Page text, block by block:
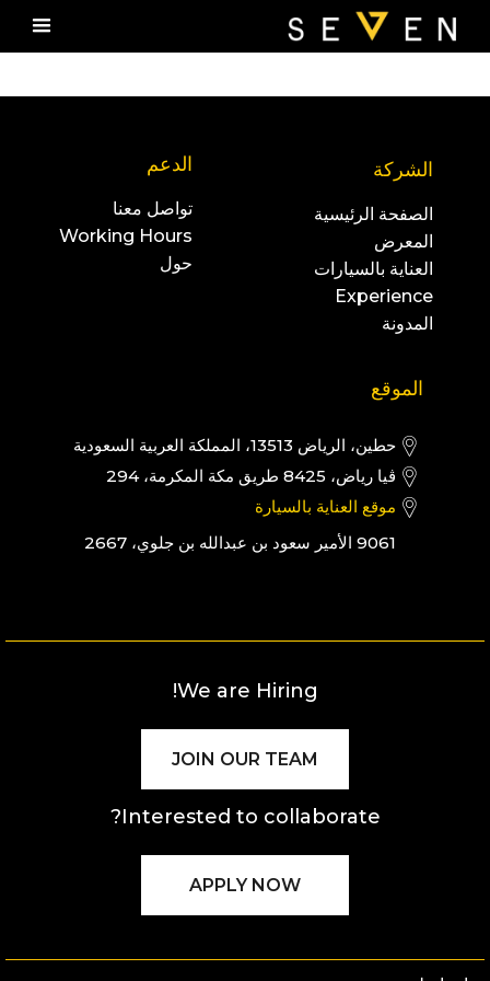
الشركة
الصفحة الرئيسية
المعرض
العناية بالسيارات
Experience
المدونة
الدعم
تواصل معنا
Working Hours
حول
الموقع
حطين، الرياض 13513، المملكة العربية السعودية
ڤيا رياض، 8425 طريق مكة المكرمة، 294
موقع العناية بالسيارة
9061 الأمير سعود بن عبدالله بن جلوي، 2667
We are Hiring!
JOIN OUR TEAM
Interested to collaborate?
APPLY NOW